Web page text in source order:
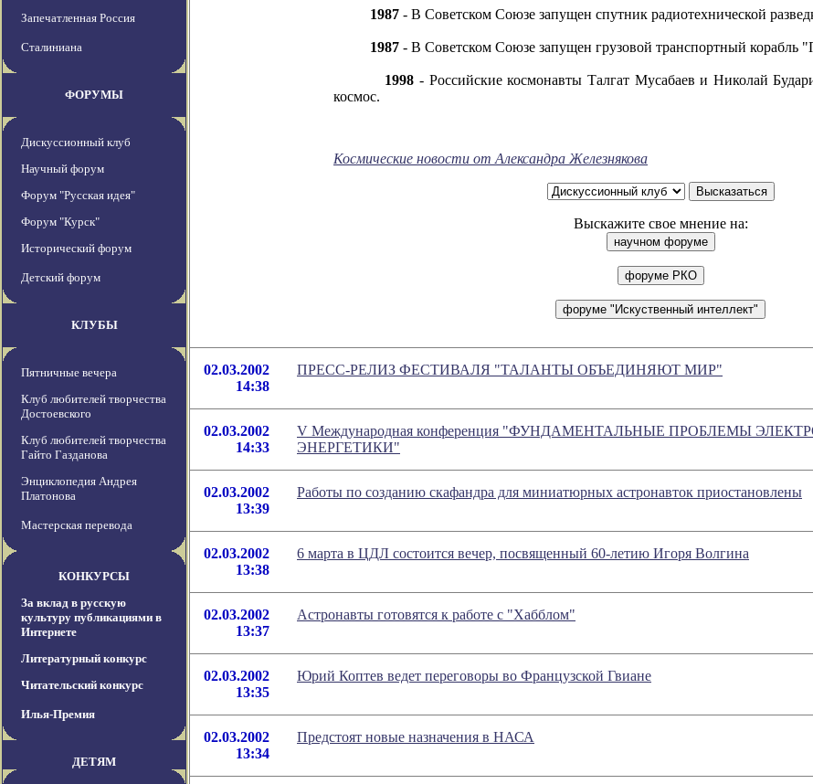
Запечатленная Россия
Сталиниана
ФОРУМЫ
Дискуссионный клуб
Научный форум
Форум "Русская идея"
Форум "Курск"
Исторический форум
Детский форум
КЛУБЫ
Пятничные вечера
Клуб любителей творчества
Достоевского
Клуб любителей творчества
Гайто Газданова
Энциклопедия Андрея
Платонова
Мастерская перевода
КОНКУРСЫ
За вклад в русскую
культуру публикациями в
Интернете
Литературный конкурс
Читательский конкурс
Илья-Премия
ДЕТЯМ
1987 - В Советском Союзе запущен спутник радиотехнической
1987 - В Советском Союзе запущен грузовой транспортный корабль
1998 - Российские космонавты Талгат Мусабаев и Николай
космос.
Космические новости от Александра Железнякова
Выскажите свое мнение на:
02.03.2002
14:38
ПРЕСС-РЕЛИЗ ФЕСТИВАЛЯ "ТАЛАНТЫ ОБЪЕДИНЯЮТ МИР"
02.03.2002
14:33
V Международная конференция "ФУНДАМЕНТАЛЬНЫЕ ПРОБЛЕМЫ
ЭНЕРГЕТИКИ"
02.03.2002
13:39
Работы по созданию скафандра для миниатюрных астронавток приостановлены
02.03.2002
13:38
6 марта в ЦДЛ состоится вечер, посвященный 60-летию Игоря Волгина
02.03.2002
13:37
Астронавты готовятся к работе с "Хабблом"
02.03.2002
13:35
Юрий Коптев ведет переговоры во Французской Гвиане
02.03.2002
13:34
Предстоят новые назначения в НАСА